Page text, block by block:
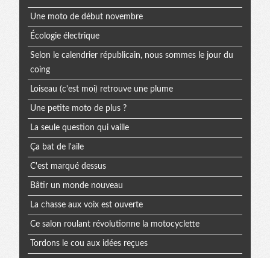
Une moto de début novembre
Écologie électrique
Selon le calendrier républicain, nous sommes le jour du
coing
Loiseau (c'est moi) retrouve une plume
Une petite moto de plus ?
La seule question qui vaille
Ça bat de l'aile
C'est marqué dessus
Bâtir un monde nouveau
La chasse aux voix est ouverte
Ce salon roulant révolutionne la motocyclette
Tordons le cou aux idées reçues